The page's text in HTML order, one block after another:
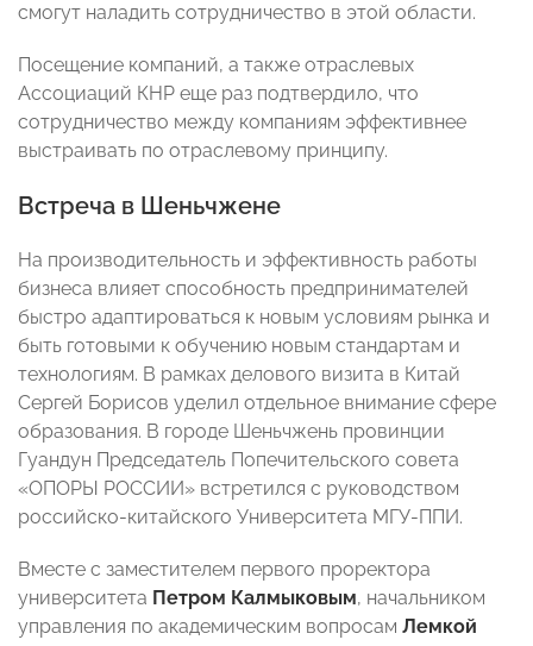
смогут наладить сотрудничество в этой области.
Посещение компаний, а также отраслевых
Ассоциаций КНР еще раз подтвердило, что
сотрудничество между компаниям эффективнее
выстраивать по отраслевому принципу.
Встреча в Шеньчжене
На производительность и эффективность работы
бизнеса влияет способность предпринимателей
быстро адаптироваться к новым условиям рынка и
быть готовыми к обучению новым стандартам и
технологиям. В рамках делового визита в Китай
Сергей Борисов уделил отдельное внимание сфере
образования. В городе Шеньчжень провинции
Гуандун Председатель Попечительского совета
«ОПОРЫ РОССИИ» встретился с руководством
российско-китайского Университета МГУ-ППИ.
Вместе с заместителем первого проректора
университета Петром Калмыковым, начальником
управления по академическим вопросам Лемкой